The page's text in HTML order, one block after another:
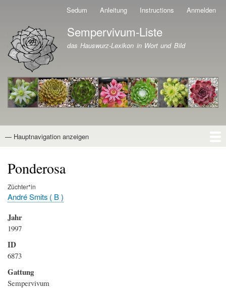
Direkt
zum
Inhalt
Sedum Anleitung Instructions Anmelden
Branding der Website
Sempervivum-Liste
das Hauswurz-Lexikon in Wort und Bild
Hauptnavigation
— Hauptnavigation anzeigen
Ponderosa
Züchter*in
André Smits ( B )
Jahr
1997
ID
6873
Gattung
Sempervivum